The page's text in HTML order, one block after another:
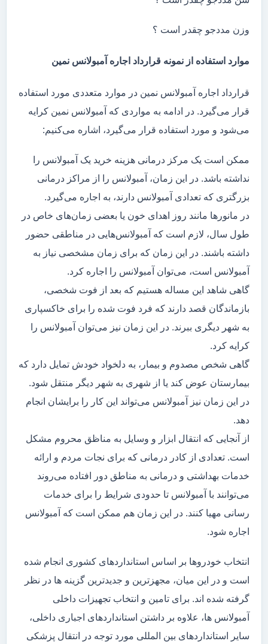
وزن مددجو چقدر است ؟
موارد استفاده از نمونه قرارداد اجاره آمبولانس نمین
قرارداد اجاره آمبولانس نمین در موارد متعددی مورد استفاده
قرار می‌گیرد. در ادامه به مواردی که آمبولانس نمین کرایه
می‌شود و مورد استفاده قرار می‌گیرد، اشاره می‌کنیم:
ممکن است یک مرکز درمانی هزینه خرید یک آمبولانس را
نداشته باشد. در این زمان، آمبولانس را از مراکز درمانی
بزرگتری که تعدادی آمبولانس دارند، به اجاره می‌گیرد.
در مانور‌ها مانند روز اهدای خون یا بعضی زمان‌های خاص در
طول سال، لازم است که آمبولانس‌هایی در مناطقی حضور
داشته باشند. در این زمان که برای زمان مشخصی نیاز به
آمبولانس است، می‌توان آمبولانس را اجاره کرد.
گاهی شاهد این مساله هستیم که بعد از فوت شخصی،
بازماندگان قصد دارند که فرد فوت شده را برای خاکسپاری
به شهر دیگری ببرند. در این زمان نیز می‌توان آمبولانس را
کرایه کرد.
گاهی شخص مصدوم و بیمار، به دلخواد خودش تمایل دارد که
بیمارستان عوض کند یا از شهری به شهر دیگر منتقل شود.
در این زمان نیز آمبولانس می‌تواند این کار را برایشان انجام
دهد.
از آنجایی که انتقال ابزار و وسایل به مناظق محروم مشکل
است. تعدادی از کادر درمانی که برای نجات مردم و ارائه
خدمات بهداشتی و درمانی به مناطق دور افتاده می‌روند
می‌توانند با آمبولانس تا حدودی شرایط را برای خدمات
رسانی مهیا کنند. در این زمان هم ممکن است که آمبولانس
اجاره شود.
انتخاب خودروها بر اساس استانداردهای کشوری انجام شده
است و در این میان، مجهزترین و جدیدترین گزینه ها در نظر
گرفته شده اند. برای تامین و انتخاب تجهیزات داخلی
آمبولانس ها، علاوه بر داشتن استانداردهای اجباری داخلی،
سایر استانداردهای بین المللی مورد توجه در انتقال پزشکی